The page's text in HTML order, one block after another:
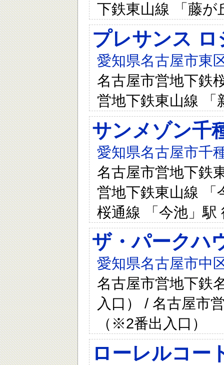
下鉄東山線 「藤が
プレサンス
愛知県名古屋市東
名古屋市営地下鉄
営地下鉄東山線 「
サンメゾン千
愛知県名古屋市千
名古屋市営地下鉄
営地下鉄東山線 「
桜通線 「今池」駅
ザ・パークハ
愛知県名古屋市中
名古屋市営地下鉄
入口） / 名古屋市
（※2番出入口）
ローレルコー